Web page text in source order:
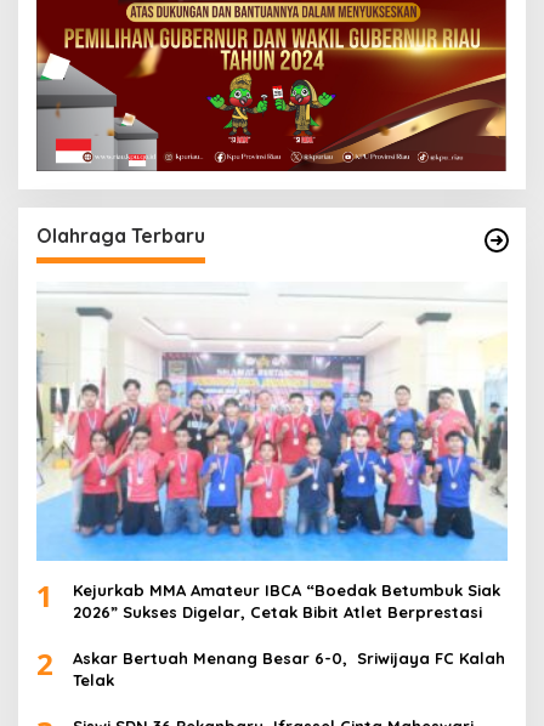
Olahraga Terbaru
1
Kejurkab MMA Amateur IBCA “Boedak Betumbuk Siak
2026” Sukses Digelar, Cetak Bibit Atlet Berprestasi
2
Askar Bertuah Menang Besar 6-0, Sriwijaya FC Kalah
Telak